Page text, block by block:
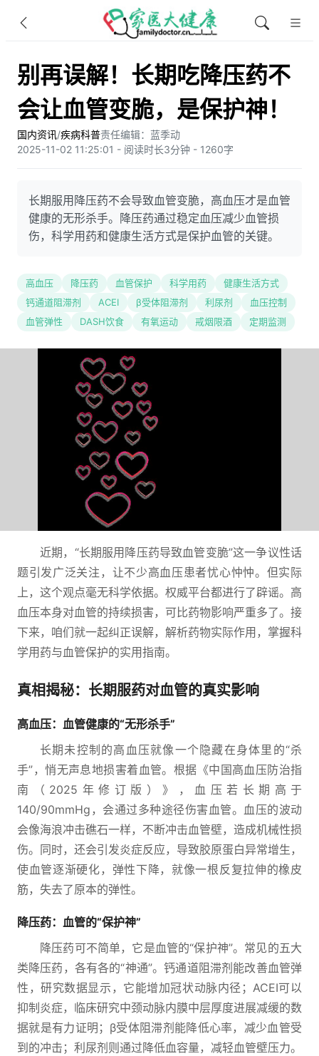
别再误解！长期吃降压药不
会让血管变脆，是保护神！
国内资讯/疾病科普责任编辑：蓝季动
2025-11-02 11:25:01 - 阅读时长3分钟 - 1260字
长期服用降压药不会导致血管变脆，高血压才是血管
健康的无形杀手。降压药通过稳定血压减少血管损
伤，科学用药和健康生活方式是保护血管的关键。
高血压 降压药 血管保护 科学用药
健康生活方式
钙通道阻滞剂
ACEI β受体阻滞剂 利尿剂
血压控制
血管弹性
DASH饮食 有氧运动 戒烟限酒 定期监测
近期，“长期服用降压药导致血管变脆”这一争议性话
题引发广泛关注，让不少高血压患者忧心忡忡。但实际
上，这个观点毫无科学依据。权威平台都进行了辟谣。高
血压本身对血管的持续损害，可比药物影响严重多了。接
下来，咱们就一起纠正误解，解析药物实际作用，掌握科
学用药与血管保护的实用指南。
真相揭秘：长期服药对血管的真实影响
高血压：血管健康的“无形杀手”
长期未控制的高血压就像一个隐藏在身体里的“杀
手”，悄无声息地损害着血管。根据《中国高血压防治指
南（2025年修订版）》，血压若长期高于
140/90mmHg，会通过多种途径伤害血管。血压的波动
会像海浪冲击礁石一样，不断冲击血管壁，造成机械性损
伤。同时，还会引发炎症反应，导致胶原蛋白异常增生，
使血管逐渐硬化，弹性下降，就像一根反复拉伸的橡皮
筋，失去了原本的弹性。
降压药：血管的“保护神”
降压药可不简单，它是血管的“保护神”。常见的五大
类降压药，各有各的“神通”。钙通道阻滞剂能改善血管弹
性，研究数据显示，它能增加冠状动脉内径；ACEI可以
抑制炎症，临床研究中颈动脉内膜中层厚度进展减缓的数
据就是有力证明；β受体阻滞剂能降低心率，减少血管受
到的冲击；利尿剂则通过降低血容量，减轻血管壁压力。